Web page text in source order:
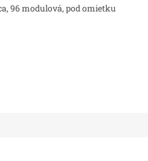
96 modulová, pod omietku